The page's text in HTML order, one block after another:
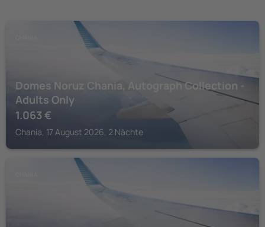
Domes Noruz Chania, Autograph Collection -
Adults Only
1.063 €
Chania, 17 August 2026, 2 Nächte